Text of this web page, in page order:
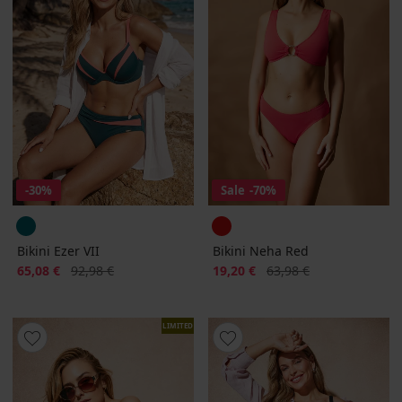
-30%
Bikini Ezer VII
Korting
65,08 € Oorspronkelijke prijs
92,98 €
Sale -70%
Bikini Neha Red
Korting
19,20 € Oorspronkelijke prijs
63,98 €
LIMITED